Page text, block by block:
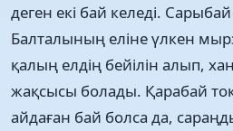
деген екі бай келеді.
Балталының еліне үлкен
қалың елдің бейілін алып,
жақсысы болады. Қарабай
айдаған бай болса да,